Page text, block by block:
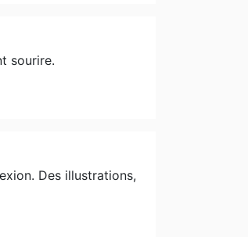
sourire.
Des illustrations,